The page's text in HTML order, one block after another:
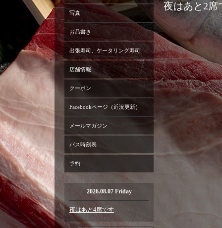
夜はあと2席
写真
お品書き
出張寿司、ケータリング寿司
店舗情報
クーポン
Facebookページ（近況更新）
メールマガジン
バス時刻表
予約
2026.08.07 Friday
夜はあと4席です